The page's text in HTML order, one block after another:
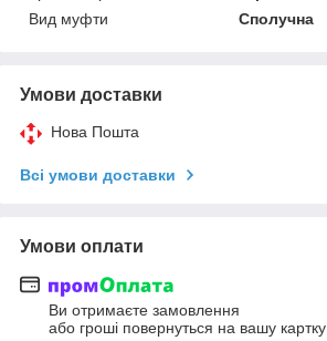
Вид муфти
Сполучна
Умови доставки
Нова Пошта
Всі умови доставки
Умови оплати
Ви отримаєте замовлення
або гроші повернуться на вашу картку